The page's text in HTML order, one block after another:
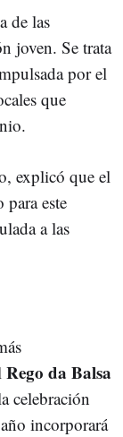
de las
joven. Se trata
por el
que
explicó que el
este
a las
Rego da Balsa
celebración
incorporará